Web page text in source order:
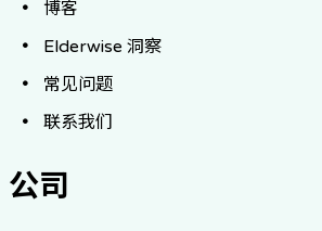
博客
Elderwise 洞察
常见问题
联系我们
公司